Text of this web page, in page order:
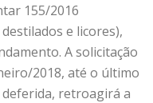
155/2016
e licores),
A solicitação
2018, até o último
deferida, retroagirá a